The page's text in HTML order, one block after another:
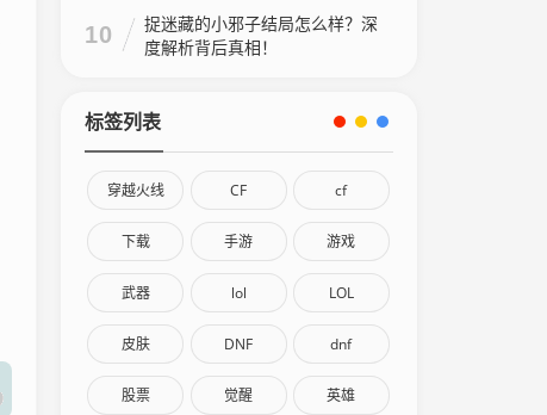
10
捉迷藏的小邪子结局怎么样？深
度解析背后真相！
标签列表
穿越火线 CF cf
下载 手游 游戏
武器 lol LOL
皮肤 DNF dnf
股票 觉醒 英雄